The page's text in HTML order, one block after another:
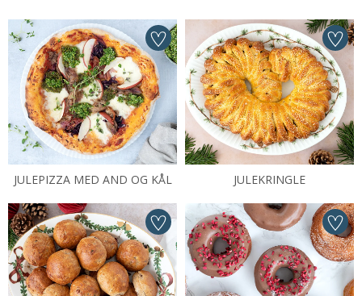
JULEPIZZA MED AND OG KÅL JULEKRINGLE